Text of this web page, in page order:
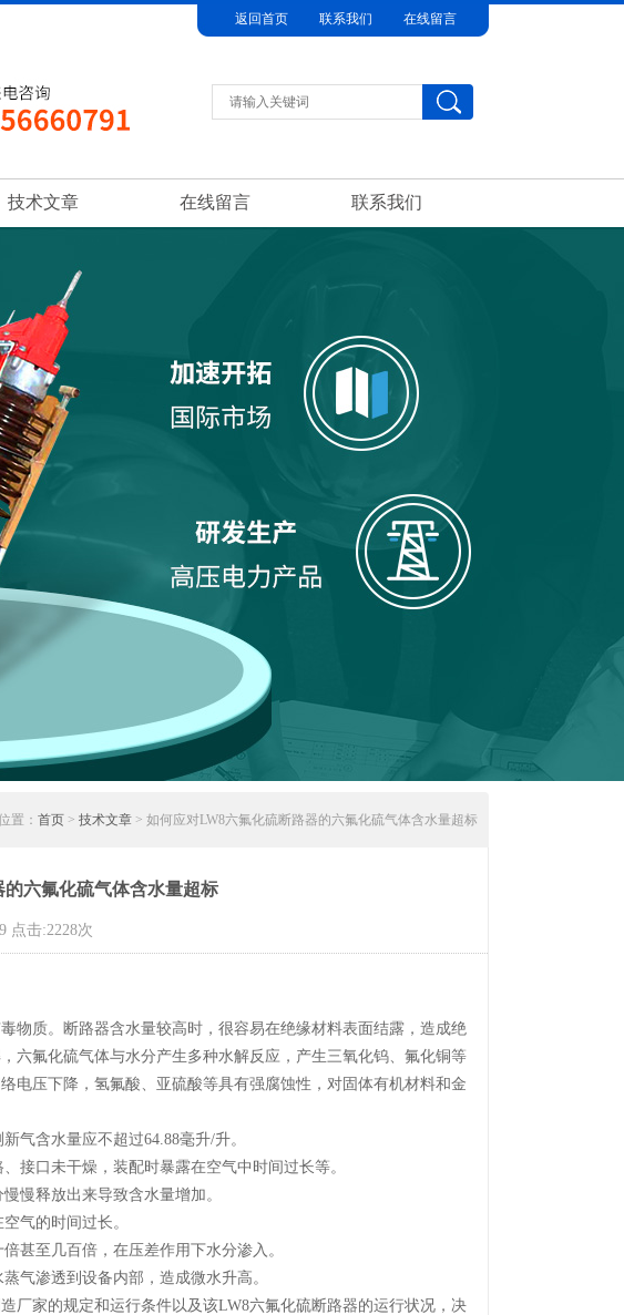
返回首页 联系我们 在线留言
技术文章 在线留言 联系我们
置： 首页 > 技术文章 > 如何应对LW8六氟化硫断路器的六氟化硫气体含水量超标
六氟化硫气体含水量超标
点击:2228次
物质。断路器含水量较高时，很容易在绝缘材料表面结露，造成绝
六氟化硫气体与水分产生多种水解反应，产生三氧化钨、氟化铜等
电压下降，氢氟酸、亚硫酸等具有强腐蚀性，对固体有机材料和金
气含水量应不超过64.88毫升/升。
接口未干燥，装配时暴露在空气中时间过长等。
慢释放出来导致含水量增加。
气的时间过长。
甚至几百倍，在压差作用下水分渗入。
气渗透到设备内部，造成微水升高。
厂家的规定和运行条件以及该LW8六氟化硫断路器的运行状况，决